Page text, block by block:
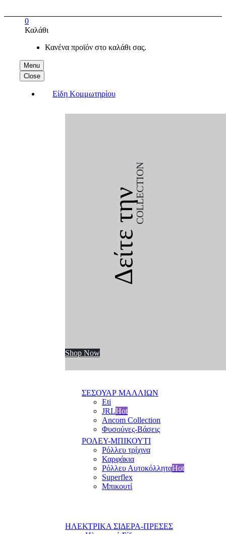
Menu
Close
Είδη Κομμωτηρίου
Δείτε τηνCOLLECTION
Shop Now
ΣΕΣΟΥΑΡ ΜΑΛΛΙΩΝ
Eti
JRLHot
Ancom Collection
Φυσούνες-Βάσεις
ΡΟΛΕΥ-ΜΠΙΚΟΥΤΙ
Ρόλλευ τρίχινα
Καρφάκια
Ρόλλευ ΑυτοκόλληταHot
Superflex
Μπικουτί
ΗΛΕΚΤΡΙΚΑ ΣΙΔΕΡΑ-ΠΡΕΣΕΣ
0
Καλάθι
Κανένα προϊόν στο καλάθι σας.